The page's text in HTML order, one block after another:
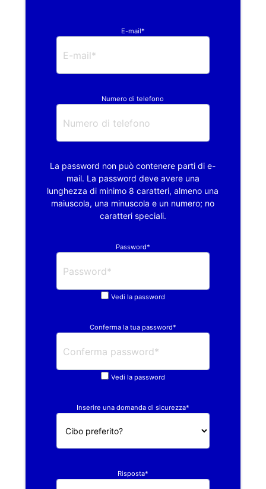
E-mail*
Numero di telefono
La password non può contenere parti di e-
mail. La password deve avere una
lunghezza di minimo 8 caratteri, almeno una
maiuscola, una minuscola e un numero; no
caratteri speciali.
Password*
Vedi la password
Conferma la tua password*
Vedi la password
Inserire una domanda di sicurezza*
Risposta*